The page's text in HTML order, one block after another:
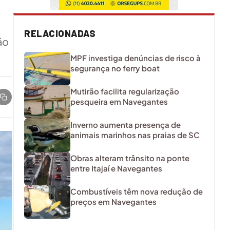
RELACIONADAS
MPF investiga denúncias de risco à
segurança no ferry boat
Mutirão facilita regularização
pesqueira em Navegantes
Inverno aumenta presença de
animais marinhos nas praias de SC
Obras alteram trânsito na ponte
entre Itajaí e Navegantes
Combustíveis têm nova redução de
preços em Navegantes